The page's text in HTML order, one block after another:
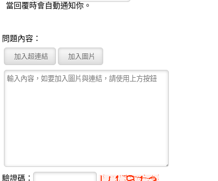
當回覆時會自動通知你。
問題內容：
驗證碼：